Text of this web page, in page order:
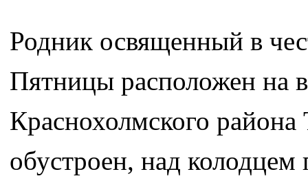
Родник освященный в
Пятницы расположен на
Краснохолмского района
обустроен, над колодцем